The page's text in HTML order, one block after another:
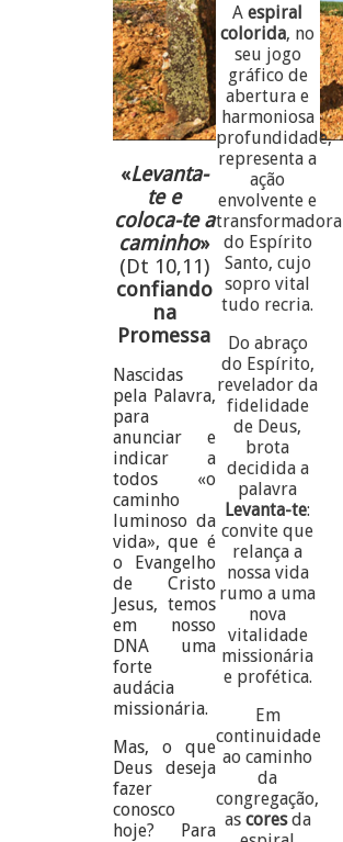
«Levanta-
te e
coloca-te a
caminho»
(Dt 10,11)
confiando
na
Promessa
Nascidas
pela Palavra,
para
anunciar e
indicar a
todos «o
caminho
luminoso da
vida», que é
o Evangelho
de Cristo
Jesus, temos
em nosso
DNA uma
forte
audácia
missionária.
Mas, o que
Deus deseja
fazer
conosco
hoje? Para
Aespiral
colorida, no
seu jogo
gráfico de
abertura e
harmoniosa
profundidade,
representa a
ação
envolvente e
transformadora
do Espírito
Santo, cujo
sopro vital
tudo recria.
Do abraço
do Espírito,
revelador da
fidelidade
de Deus,
brota
decidida a
palavra
Levanta-te:
convite que
relança a
nossa vida
rumo a uma
nova
vitalidade
missionária
e profética.
Em
continuidade
ao caminho
da
congregação,
as coresda